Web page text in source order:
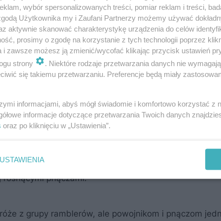
markiza, altana czy pergola. Oto 5 pomysłów na
problem. Te kwiaty i krzewy przetrwają największe
które zapewnią cień
nie wycinaj). Zrób to jak najszybciej, gdyż
zmieszczą się drzewka szczepione na pniu (np.
brzoza brodawkowata 'Youngii'). Możesz też
pnączami.
z grupy ramblerów, ale powojnikom i pnączom
wybór spersonalizowanych treści, pomiar reklam i treści,
Użytkownika my i Zaufani Partnerzy możemy używać
aktywnie skanować charakterystykę urządzenia do celów
prosimy o zgodę na korzystanie z tych technologii poprzez
i zawsze możesz ją zmienić/wycofać klikając przycisk ustawień
strony
. Niektóre rodzaje przetwarzania danych nie
się takiemu przetwarzaniu. Preferencje będą miały
informacjami, abyś mógł świadomie i komfortowo korzystać z
informacje dotyczące przetwarzania Twoich danych
oraz po kliknięciu w „Ustawienia”.
USTAWIENIA